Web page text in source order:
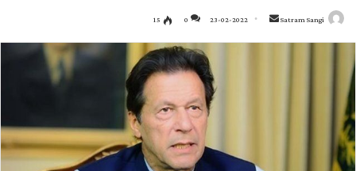
Satram Sangi
Send
an
23-02-2022
0
15